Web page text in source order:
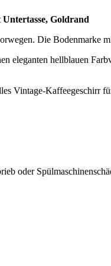
Goldrand
Die Bodenmarke
eleganten hellblauen
Vintage-Kaffeegeschirr
oder